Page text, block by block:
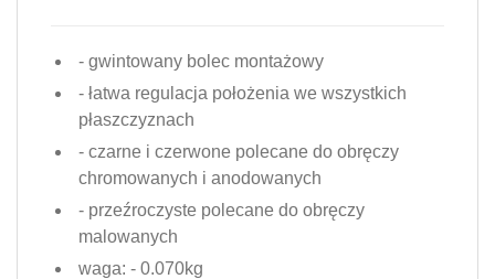
- gwintowany bolec montażowy
- łatwa regulacja położenia we wszystkich
płaszczyznach
- czarne i czerwone polecane do obręczy
chromowanych i anodowanych
- przeźroczyste polecane do obręczy
malowanych
waga: - 0.070kg